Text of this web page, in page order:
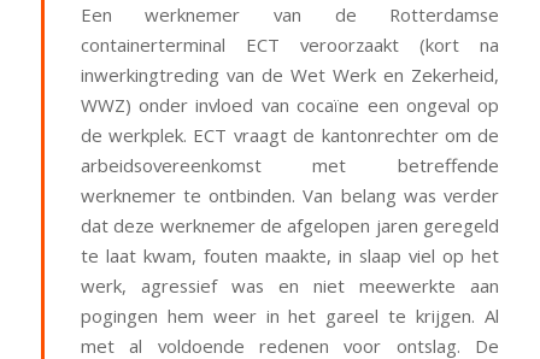
Een werknemer van de Rotterdamse
containerterminal ECT veroorzaakt (kort na
inwerkingtreding van de Wet Werk en Zekerheid,
WWZ) onder invloed van cocaïne een ongeval op
de werkplek. ECT vraagt de kantonrechter om de
arbeidsovereenkomst met betreffende
werknemer te ontbinden. Van belang was verder
dat deze werknemer de afgelopen jaren geregeld
te laat kwam, fouten maakte, in slaap viel op het
werk, agressief was en niet meewerkte aan
pogingen hem weer in het gareel te krijgen. Al
met al voldoende redenen voor ontslag. De